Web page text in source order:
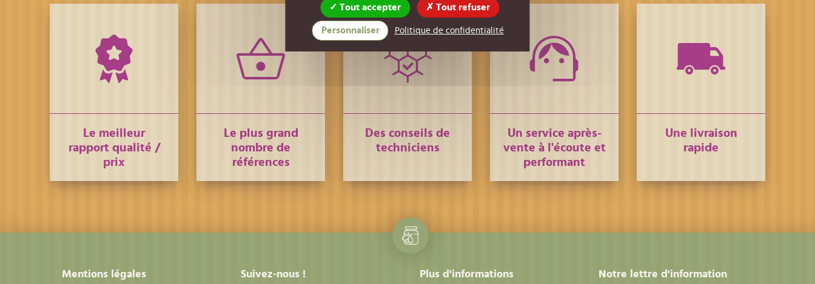
Le meilleur
rapport qualité /
prix
Le plus grand
nombre de
références
Des conseils de
techniciens
Un service après-
vente à l'écoute et
performant
Une livraison
rapide
Mentions légales Suivez-nous ! Plus d'informations Notre lettre d'information
Tout accepter Tout refuser
Personnaliser Politique de confidentialité